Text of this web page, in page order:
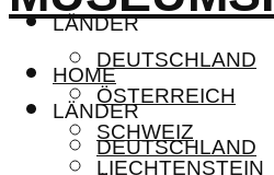
LÄNDER
DEUTSCHLAND
ÖSTERREICH
SCHWEIZ
LIECHTENSTEIN
HOME
LÄNDER
DEUTSCHLAND